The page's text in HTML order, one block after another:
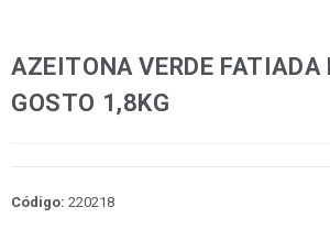
AZEITONA VERDE FATIADA
GOSTO 1,8KG
Código: 220218